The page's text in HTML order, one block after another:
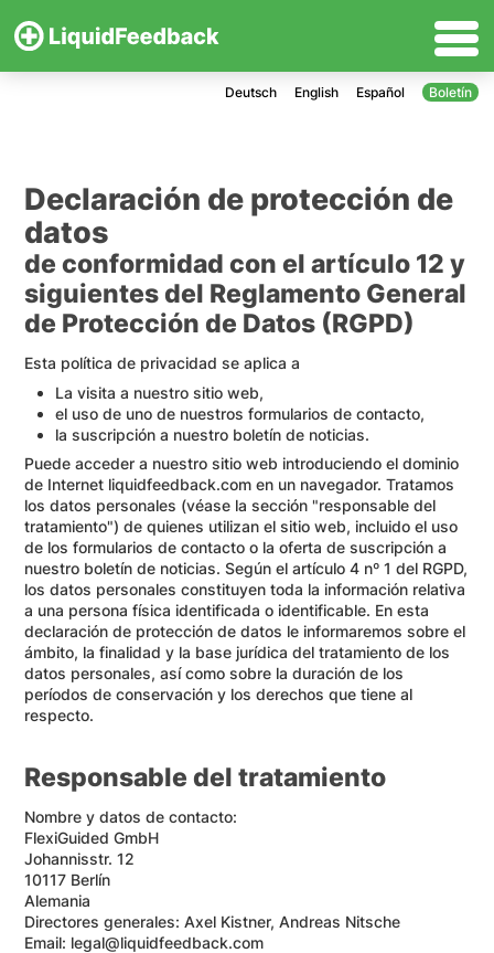
Deutsch English Español Boletín
Declaración de protección de
datos
de conformidad con el artículo 12 y
siguientes del Reglamento General
de Protección de Datos (RGPD)
Esta política de privacidad se aplica a
La visita a nuestro sitio web,
el uso de uno de nuestros formularios de contacto,
la suscripción a nuestro boletín de noticias.
Puede acceder a nuestro sitio web introduciendo el dominio
de Internet liquidfeedback.com en un navegador. Tratamos
los datos personales (véase la sección "responsable del
tratamiento") de quienes utilizan el sitio web, incluido el uso
de los formularios de contacto o la oferta de suscripción a
nuestro boletín de noticias. Según el artículo 4 nº 1 del RGPD,
los datos personales constituyen toda la información relativa
a una persona física identificada o identificable. En esta
declaración de protección de datos le informaremos sobre el
ámbito, la finalidad y la base jurídica del tratamiento de los
datos personales, así como sobre la duración de los
períodos de conservación y los derechos que tiene al
respecto.
Responsable del tratamiento
Nombre y datos de contacto:
FlexiGuided GmbH
Johannisstr. 12
10117 Berlín
Alemania
Directores generales: Axel Kistner, Andreas Nitsche
Email: legal@liquidfeedback.com